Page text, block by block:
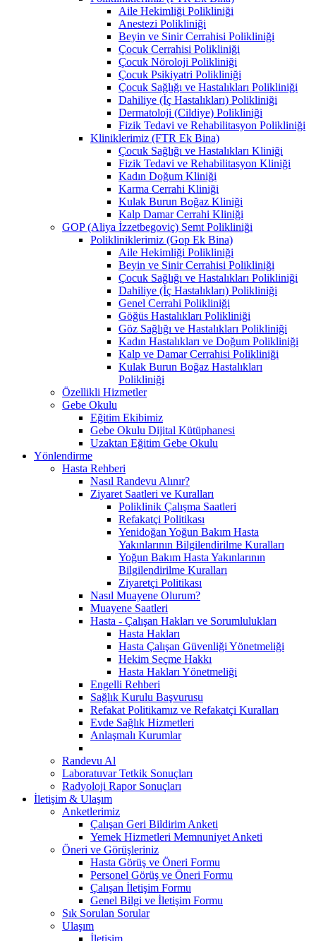
Aile Hekimliği Polikliniği
Anestezi Polikliniği
Beyin ve Sinir Cerrahisi Polikliniği
Çocuk Cerrahisi Polikliniği
Çocuk Nöroloji Polikliniği
Çocuk Psikiyatri Polikliniği
Çocuk Sağlığı ve Hastalıkları Polikliniği
Dahiliye (İç Hastalıkları) Polikliniği
Dermatoloji (Cildiye) Polikliniği
Fizik Tedavi ve Rehabilitasyon Polikliniği
Kliniklerimiz (FTR Ek Bina)
Çocuk Sağlığı ve Hastalıkları Kliniği
Fizik Tedavi ve Rehabilitasyon Kliniği
Kadın Doğum Kliniği
Karma Cerrahi Kliniği
Kulak Burun Boğaz Kliniği
Kalp Damar Cerrahi Kliniği
GOP (Aliya İzzetbegoviç) Semt Polikliniği
Polikliniklerimiz (Gop Ek Bina)
Aile Hekimliği Polikliniği
Beyin ve Sinir Cerrahisi Polikliniği
Çocuk Sağlığı ve Hastalıkları Polikliniği
Dahiliye (İç Hastalıkları) Polikliniği
Genel Cerrahi Polikliniği
Göğüs Hastalıkları Polikliniği
Göz Sağlığı ve Hastalıkları Polikliniği
Kadın Hastalıkları ve Doğum Polikliniği
Kalp ve Damar Cerrahisi Polikliniği
Kulak Burun Boğaz Hastalıkları
Polikliniği
Özellikli Hizmetler
Gebe Okulu
Eğitim Ekibimiz
Gebe Okulu Dijital Kütüphanesi
Uzaktan Eğitim Gebe Okulu
Yönlendirme
Hasta Rehberi
Nasıl Randevu Alınır?
Ziyaret Saatleri ve Kuralları
Poliklinik Çalışma Saatleri
Refakatçi Politikası
Yenidoğan Yoğun Bakım Hasta
Yakınlarının Bilgilendirilme Kuralları
Yoğun Bakım Hasta Yakınlarının
Bilgilendirilme Kuralları
Ziyaretçi Politikası
Nasıl Muayene Olurum?
Muayene Saatleri
Hasta - Çalışan Hakları ve Sorumlulukları
Hasta Hakları
Hasta Çalışan Güvenliği Yönetmeliği
Hekim Seçme Hakkı
Hasta Hakları Yönetmeliği
Engelli Rehberi
Sağlık Kurulu Başvurusu
Refakat Politikamız ve Refakatçi Kuralları
Evde Sağlık Hizmetleri
Anlaşmalı Kurumlar
Randevu Al
Laboratuvar Tetkik Sonuçları
Radyoloji Rapor Sonuçları
İletişim & Ulaşım
Anketlerimiz
Çalışan Geri Bildirim Anketi
Yemek Hizmetleri Memnuniyet Anketi
Öneri ve Görüşleriniz
Hasta Görüş ve Öneri Formu
Personel Görüş ve Öneri Formu
Çalışan İletişim Formu
Genel Bilgi ve İletişim Formu
Sık Sorulan Sorular
Ulaşım
İletişim